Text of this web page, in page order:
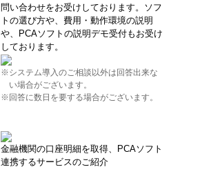
問い合わせをお受けしております。ソフ
トの選び方や、費用・動作環境の説明
や、PCAソフトの説明デモ受付もお受け
しております。
※システム導入のご相談以外は回答出来な
い場合がございます。
※回答に数日を要する場合がございます。
金融機関の口座明細を取得、PCAソフト
連携するサービスのご紹介